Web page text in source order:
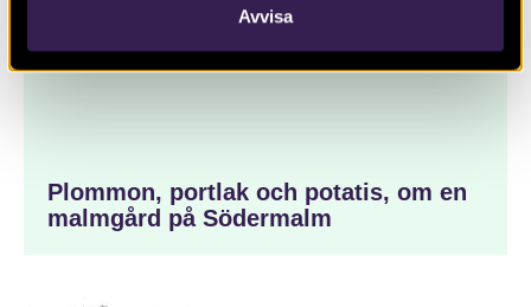
Avvisa
Plommon, portlak och potatis, om en
malmgård på Södermalm